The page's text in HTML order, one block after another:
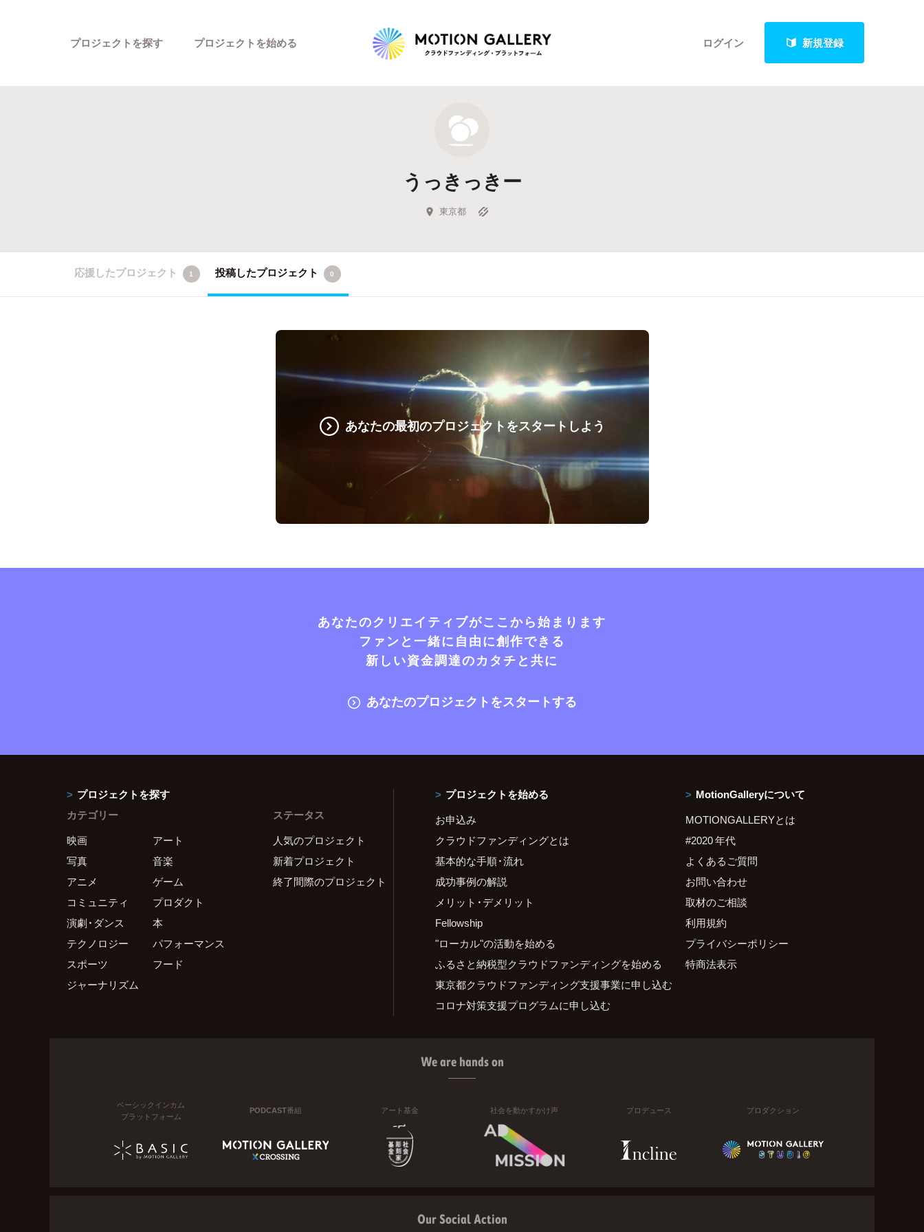
ログイン 新規登録
プロジェクトを探す
新着プロジェクト
Feature
キュレーターから探す
プロジェクトを始める
うっきっきー
東京都
応援したプロジェクト 1 投稿したプロジェクト 0
あなたの最初のプロジェクトをスタートしよう
あなたのクリエイティブがここから始まります
ファンと一緒に自由に創作できる
新しい資金調達のカタチと共に
あなたのプロジェクトをスタートする
プロジェクトを探す
カテゴリー
映画
アート
写真
音楽
アニメ
ゲーム
コミュニティ
プロダクト
演劇・ダンス
本
テクノロジー
パフォーマンス
スポーツ
フード
ジャーナリズム
ステータス
人気のプロジェクト
新着プロジェクト
終了間際のプロジェクト
プロジェクトを始める
お申込み
クラウドファンディングとは
基本的な手順・流れ
成功事例の解説
メリット・デメリット
Fellowship
"ローカル"の活動を始める
ふるさと納税型クラウドファンディングを始める
東京都クラウドファンディング支援事業に申し込む
コロナ対策支援プログラムに申し込む
MotionGalleryについて
MOTIONGALLERYとは
#2020 年代
よくあるご質問
お問い合わせ
取材のご相談
利用規約
プライバシーポリシー
特商法表示
We are hands on
ベーシックインカム
プラットフォーム
PODCAST番組 アート基金 社会を動かすかけ声 プロデュース プロダクション
Our Social Action